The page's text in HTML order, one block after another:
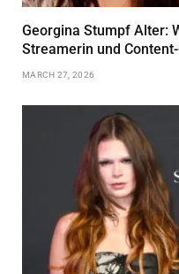
Georgina Stumpf Alter:
Streamerin und
MARCH 27, 2026